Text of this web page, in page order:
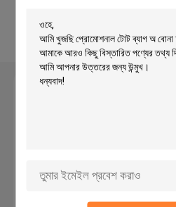
জাল নেটিং ব্যাগ
অ বোনা ব্যাগ
স্বয়ং মোড়ানো Sleeving
আরো দেখুন